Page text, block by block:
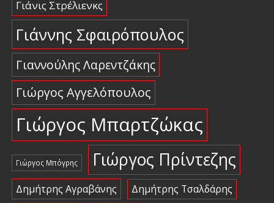
Γιάνις Στρέλιενκς
Γιάννης Σφαιρόπουλος
Γιαννούλης Λαρεντζάκης
Γιώργος Αγγελόπουλος
Γιώργος Μπαρτζώκας
Γιώργος Μπόγρης Γιώργος Πρίντεζης
Δημήτρης Αγραβάνης Δημήτρης Τσαλδάρης